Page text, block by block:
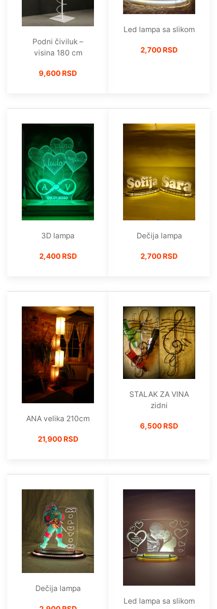
Podni čiviluk –
visina 180 cm
9,600 RSD
Led lampa sa slikom
2,700 RSD
3D lampa
2,400 RSD
Dečija lampa
2,700 RSD
ANA velika 210cm
21,900 RSD
STALAK ZA VINA
zidni
6,500 RSD
Dečija lampa
Led lampa sa slikom